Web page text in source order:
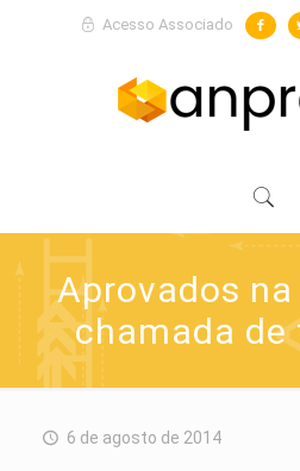
Acesso Associado
Aprovados
chamada de
6 de agosto de 2014